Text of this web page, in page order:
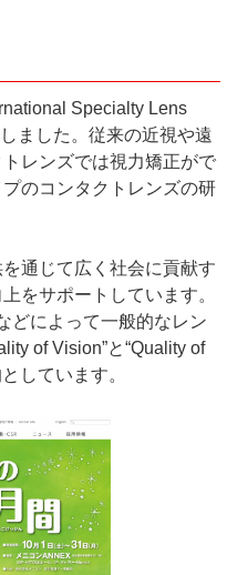
Specialty Lens
ました。従来の近視や遠
レンズでは視力矯正がで
のコンタクトレンズの研
通じて広く社会に貢献す
をサポートしています。
どによって一般的なレン
of Vision”と“Quality of
しています。